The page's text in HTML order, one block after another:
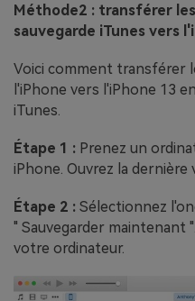
Méthode2 : transférer
sauvegarde iTunes vers
Voici comment transférer
l'iPhone vers l'iPhone 13
iTunes.
Étape 1 : Prenez un
iPhone. Ouvrez la
Étape 2 : Sélectionnez
" Sauvegarder maintenant
votre ordinateur.